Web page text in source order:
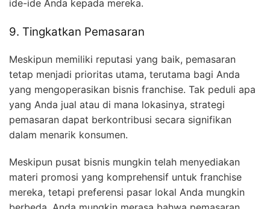
ide-ide Anda kepada mereka.
9. Tingkatkan Pemasaran
Meskipun memiliki reputasi yang baik, pemasaran
tetap menjadi prioritas utama, terutama bagi Anda
yang mengoperasikan bisnis franchise. Tak peduli apa
yang Anda jual atau di mana lokasinya, strategi
pemasaran dapat berkontribusi secara signifikan
dalam menarik konsumen.
Meskipun pusat bisnis mungkin telah menyediakan
materi promosi yang komprehensif untuk franchise
mereka, tetapi preferensi pasar lokal Anda mungkin